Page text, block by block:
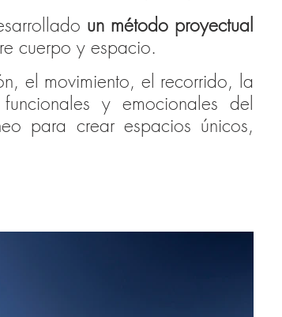
un método proyectual
cuerpo y espacio.
el movimiento, el recorrido, la
y emocionales del
para crear espacios únicos,